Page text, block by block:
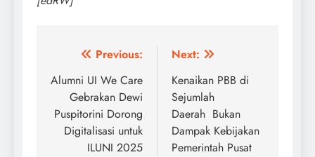
Post
navigation
Previous:
Alumni UI We Care
Gebrakan Dewi
Puspitorini Dorong
Digitalisasi untuk
ILUNI 2025
Next:
Kenaikan PBB di
Sejumlah
Daerah Bukan
Dampak Kebijakan
Pemerintah Pusat